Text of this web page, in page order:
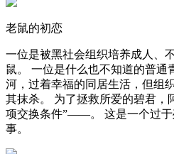
老鼠的初恋
一位是被黑社会组织培养成人
鼠。 一位是什么也不知道的普
河，过着幸福的同居生活，但组
其抹杀。 为了拯救所爱的碧君，
项交换条件”——。 这是一个过于
事。